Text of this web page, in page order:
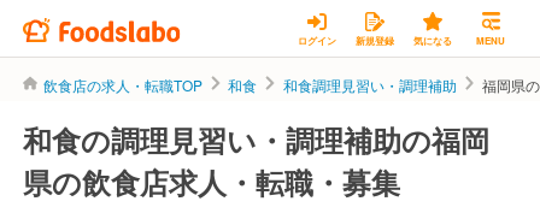
ログイン 新規登録 気になる MENU
飲食店の求人・転職TOP 和食 和食調理見習い・調理補助 福岡県
和食の調理見習い・調理補助の福岡
県の飲食店求人・転職・募集